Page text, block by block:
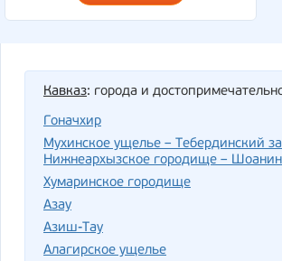
Кавказ: города и
Гоначхир
Мухинское ущелье – Тебердинский
Нижнеархызское городище –
Хумаринское городище
Азау
Азиш-Тау
Алагирское ущелье